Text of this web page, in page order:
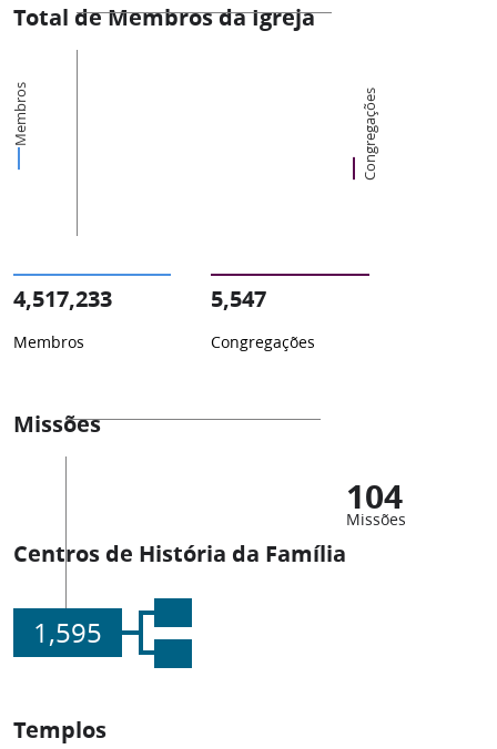
Total de Membros da Igreja
Membros Congregações
4,517,233
Membros
5,547
Congregações
Missões
104
Missões
Centros de História da Família
1,595
Templos